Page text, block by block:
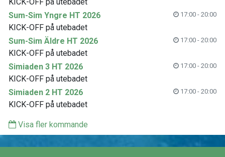
Sum-Sim Yngre HT 2026
17:00 - 20:00
KICK-OFF på utebadet
Sum-Sim Äldre HT 2026
17:00 - 20:00
KICK-OFF på utebadet
Simiaden 3 HT 2026
17:00 - 20:00
KICK-OFF på utebadet
Simiaden 2 HT 2026
17:00 - 20:00
KICK-OFF på utebadet
Visa fler kommande